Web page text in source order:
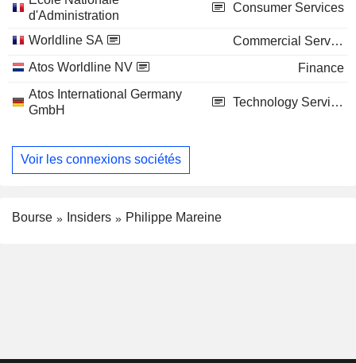
d'Administration
Consumer Services
Worldline SA
Commercial Services
Atos Worldline NV
Finance
Atos International Germany
GmbH
Technology Services
Voir les connexions sociétés
Bourse Insiders Philippe Mareine